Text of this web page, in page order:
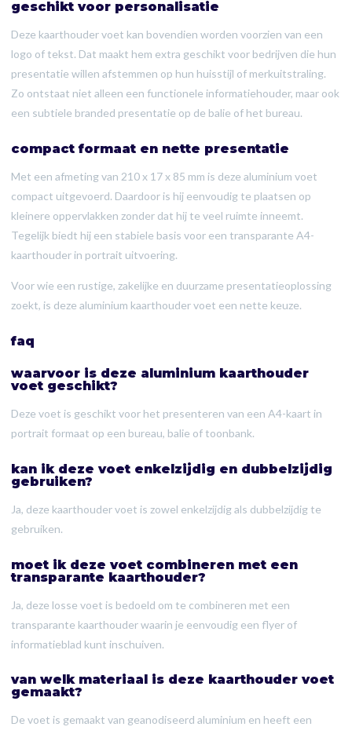
geschikt voor personalisatie
Deze kaarthouder voet kan bovendien worden voorzien van een
logo of tekst. Dat maakt hem extra geschikt voor bedrijven die hun
presentatie willen afstemmen op hun huisstijl of merkuitstraling.
Zo ontstaat niet alleen een functionele informatiehouder, maar ook
een subtiele branded presentatie op de balie of het bureau.
compact formaat en nette presentatie
Met een afmeting van 210 x 17 x 85 mm is deze aluminium voet
compact uitgevoerd. Daardoor is hij eenvoudig te plaatsen op
kleinere oppervlakken zonder dat hij te veel ruimte inneemt.
Tegelijk biedt hij een stabiele basis voor een transparante A4-
kaarthouder in portrait uitvoering.
Voor wie een rustige, zakelijke en duurzame presentatieoplossing
zoekt, is deze aluminium kaarthouder voet een nette keuze.
faq
waarvoor is deze aluminium kaarthouder
voet geschikt?
Deze voet is geschikt voor het presenteren van een A4-kaart in
portrait formaat op een bureau, balie of toonbank.
kan ik deze voet enkelzijdig en dubbelzijdig
gebruiken?
Ja, deze kaarthouder voet is zowel enkelzijdig als dubbelzijdig te
gebruiken.
moet ik deze voet combineren met een
transparante kaarthouder?
Ja, deze losse voet is bedoeld om te combineren met een
transparante kaarthouder waarin je eenvoudig een flyer of
informatieblad kunt inschuiven.
van welk materiaal is deze kaarthouder voet
gemaakt?
De voet is gemaakt van geanodiseerd aluminium en heeft een